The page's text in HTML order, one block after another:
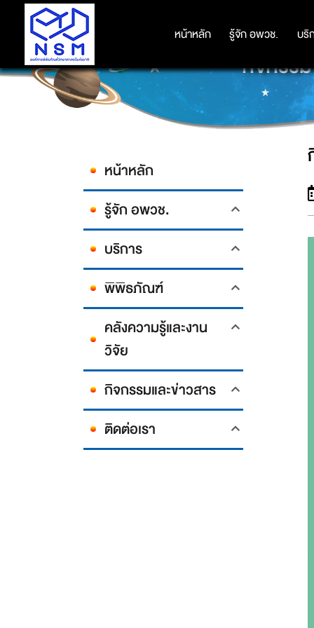
หน้าหลัก รู้จัก อพวช. บริ
หน้าหลัก รู้จัก อพวช. บริ
กิจกรร
หน้าหลัก
รู้จัก อพวช.
บริการ
พิพิธภัณฑ์
คลังความรู้และงาน
วิจัย
กิจกรรมและข่าวสาร
ติดต่อเรา